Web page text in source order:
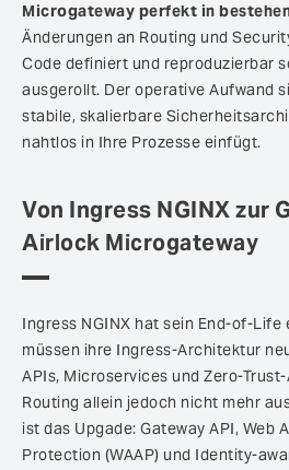
Microgateway perfekt in
Änderungen an Routing und
Code definiert und reproduzierbar
ausgerollt. Der operative Aufwand
stabile, skalierbare
nahtlos in Ihre Prozesse einfügt.
Von Ingress NGINX zur
Airlock Microgateway
Ingress NGINX hat sein End-of-Life
müssen ihre Ingress-Architektur
APIs, Microservices und Zero-
Routing allein jedoch nicht mehr
ist das Upgade: Gateway API, Web
Protection (WAAP) und Identity-